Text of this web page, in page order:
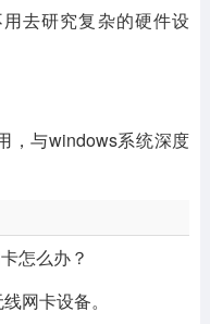
去研究复杂的硬件设
，与windows系统深度
怎么办？
网卡设备。